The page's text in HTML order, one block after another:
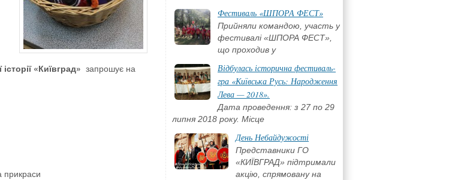
«Київград» запрошує на
прикраси
Фестиваль «ШПОРА ФЕСТ»
Прийняли командою, участь у
фестивалі «ШПОРА ФЕСТ»,
що проходив у
Відбулась історична фестиваль-
гра «Київська Русь: Народження
Лева — 2018».
Дата проведення: з 27 по 29
липня 2018 року. Місце
День Небайдужості
Представники ГО
«КИЇВГРАД» підтримали
акцію, спрямовану на